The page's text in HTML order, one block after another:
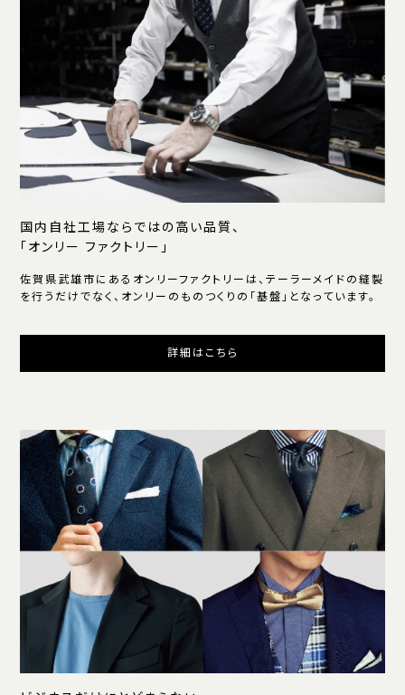
国内自社工場ならではの高い品質、
「オンリー ファクトリー」
佐賀県武雄市にあるオンリーファクトリーは、テーラーメイドの縫製
を行うだけでなく、オンリーのものつくりの「基盤」となっています。
詳細はこちら